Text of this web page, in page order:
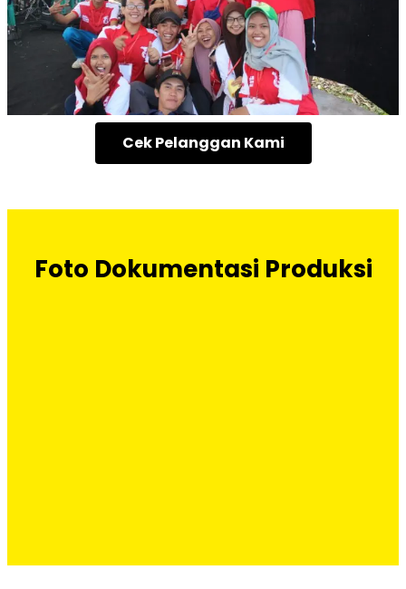
Cek Pelanggan Kami
Foto Dokumentasi Produksi